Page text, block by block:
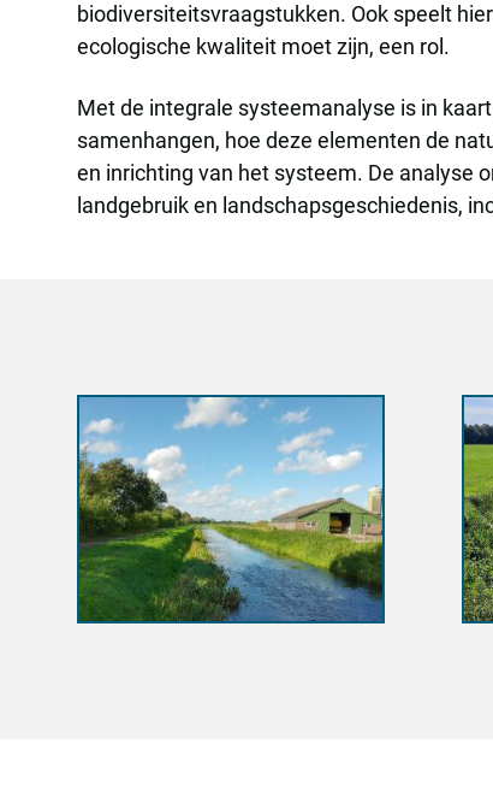
biodiversiteitsvraagstukken. Ook speelt
ecologische kwaliteit moet zijn, een rol.
Met de integrale systeemanalyse is in
samenhangen, hoe deze elementen de
en inrichting van het systeem. De analyse
landgebruik en landschapsgeschiedenis,